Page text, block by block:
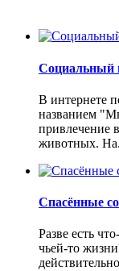
Социальный
В интернете
названием
привлечение
животных.
Спасённые
Разве есть
чьей-то